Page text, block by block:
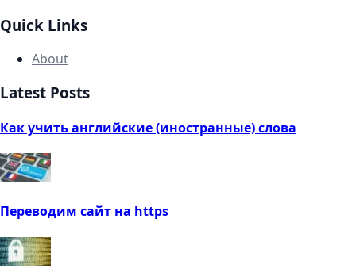
Quick Links
About
Latest Posts
Как учить английские (иностранные) слова
Переводим сайт на https